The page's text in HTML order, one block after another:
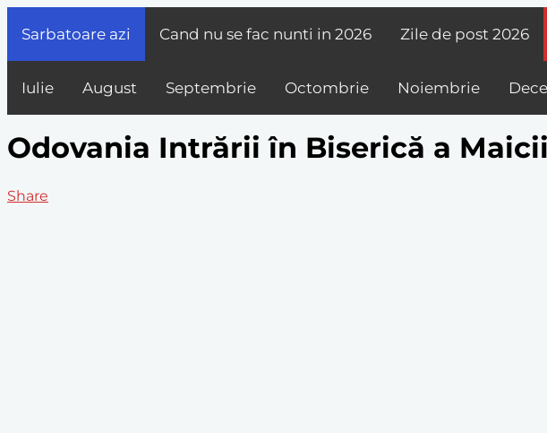
Sarbatoare azi Cand nu se fac nunti in 2026 Zile de post 2026
Iulie August Septembrie Octombrie Noiembrie
Odovania Intrării în Biserică a
Share